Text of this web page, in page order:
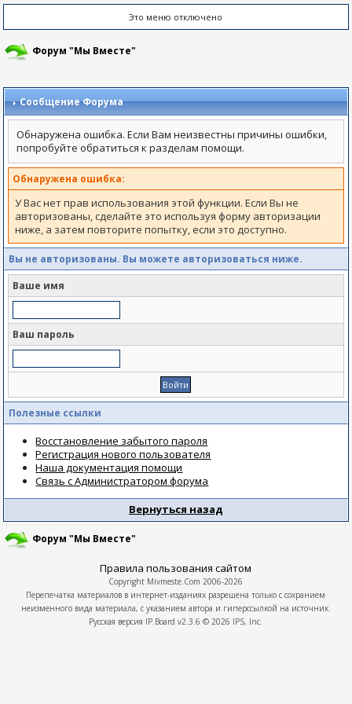
Это меню отключено
Форум "Мы Вместе"
Сообщение Форума
Обнаружена ошибка. Если Вам неизвестны причины ошибки,
попробуйте обратиться к разделам помощи.
Обнаружена ошибка:
У Вас нет прав использования этой функции. Если Вы не
авторизованы, сделайте это используя форму авторизации
ниже, а затем повторите попытку, если это доступно.
Вы не авторизованы. Вы можете авторизоваться ниже.
Ваше имя
Ваш пароль
Полезные ссылки
Восстановление забытого пароля
Регистрация нового пользователя
Наша документация помощи
Связь с Администратором форума
Вернуться назад
Форум "Мы Вместе"
Правила пользования сайтом
Copyright Mivmeste.Com 2006-2026
Перепечатка материалов в интернет-изданиях разрешена только с сохранием
неизменного вида материала, с указанием автора и гиперссылкой на источник.
Русская версия IP.Board v2.3.6 © 2026 IPS, Inc.